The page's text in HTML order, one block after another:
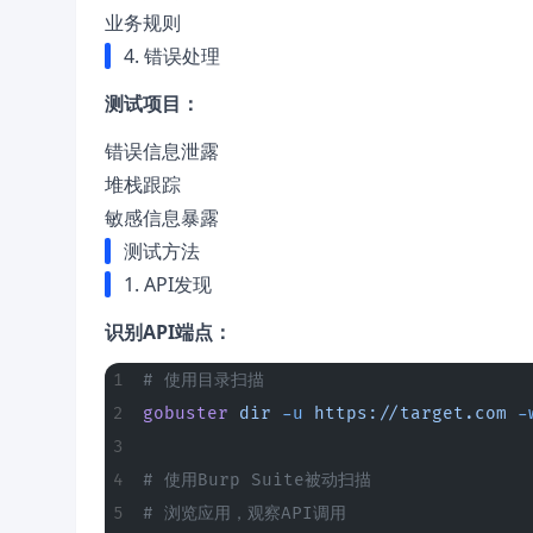
业务规则
4. 错误处理
测试项目：
错误信息泄露
堆栈跟踪
敏感信息暴露
测试方法
1. API发现
识别API端点：
# 使用目录扫描
gobuster dir -u https://target.com -
# 使用Burp Suite被动扫描
# 浏览应用，观察API调用